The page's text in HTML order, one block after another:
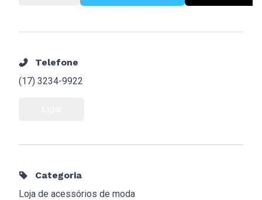
Telefone
(17) 3234-9922
Categoria
Loja de acessórios de moda